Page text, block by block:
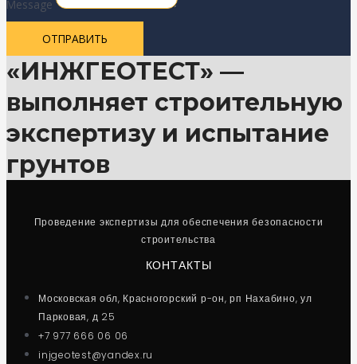
Message
ОТПРАВИТЬ
«ИНЖГЕОТЕСТ» —
выполняет строительную
экспертизу и испытание
грунтов
Проведение экспертизы для обеспечения безопасности
строительства
КОНТАКТЫ
Московская обл, Красногорский р-он, рп Нахабино, ул
Парковая, д 25
+7 977 666 06 06
injgeotest@yandex.ru